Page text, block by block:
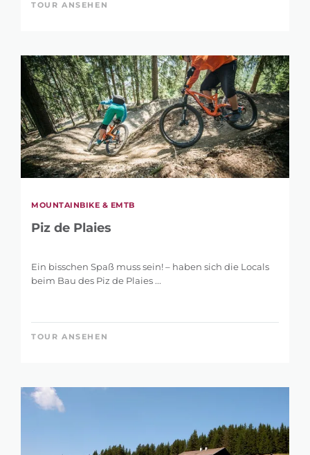
TOUR ANSEHEN
MOUNTAINBIKE & EMTB
Piz de Plaies
Ein bisschen Spaß muss sein! – haben sich die Locals
beim Bau des Piz de Plaies ...
TOUR ANSEHEN